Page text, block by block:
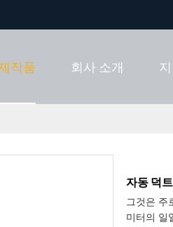
작품 회사 소개
자동 덕
그것은 주
미터의 일